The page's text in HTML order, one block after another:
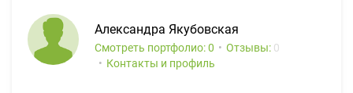
Александра Якубовская
Смотреть портфолио: 0 Отзывы: 0
Контакты и профиль